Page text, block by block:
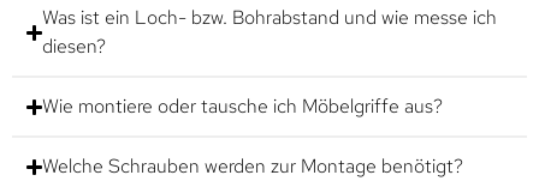
Was ist ein Loch- bzw. Bohrabstand und wie messe ich
diesen?
Wie montiere oder tausche ich Möbelgriffe aus?
Welche Schrauben werden zur Montage benötigt?